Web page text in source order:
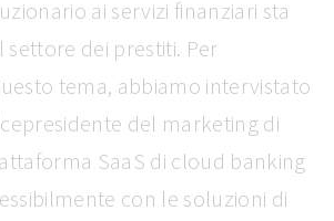
ai servizi finanziari sta
dei prestiti. Per
tema, abbiamo intervistato
del marketing di
SaaS di cloud banking
con le soluzioni di